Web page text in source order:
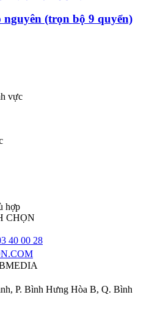
(trọn bộ 9 quyển)
vực
hợp
CHỌN
40 00 28
P. Bình Hưng Hòa B, Q. Bình